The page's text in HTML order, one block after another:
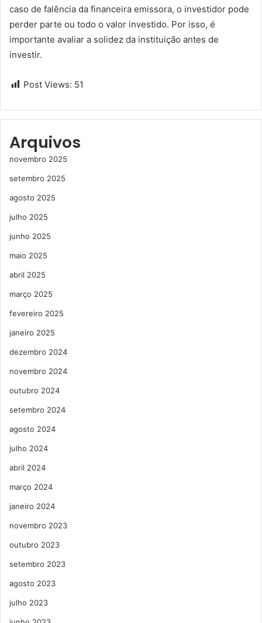
caso de falência da financeira emissora, o investidor pode
perder parte ou todo o valor investido. Por isso, é
importante avaliar a solidez da instituição antes de
investir.
Post Views: 51
Arquivos
novembro 2025
setembro 2025
agosto 2025
julho 2025
junho 2025
maio 2025
abril 2025
março 2025
fevereiro 2025
janeiro 2025
dezembro 2024
novembro 2024
outubro 2024
setembro 2024
agosto 2024
julho 2024
abril 2024
março 2024
janeiro 2024
novembro 2023
outubro 2023
setembro 2023
agosto 2023
julho 2023